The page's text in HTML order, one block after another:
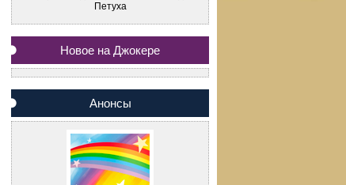
Петуха
Новое на Джокере
Анонсы